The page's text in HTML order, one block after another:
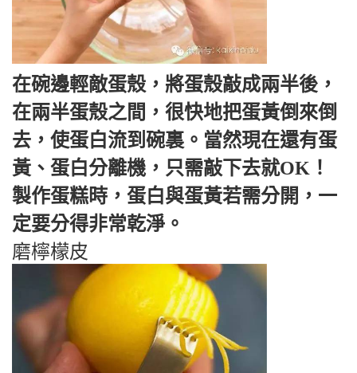
在碗邊輕敵蛋殼，將蛋殼敲成兩半後，
在兩半蛋殼之間，很快地把蛋黃倒來倒
去，使蛋白流到碗裏。當然現在還有蛋
黃、蛋白分離機，只需敲下去就OK！
製作蛋糕時，蛋白與蛋黃若需分開，一
定要分得非常乾淨。
磨檸檬皮